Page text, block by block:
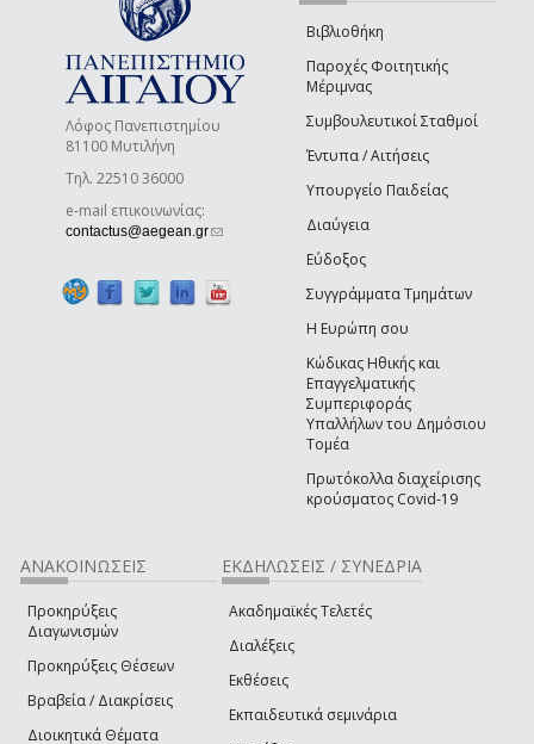
Λόφος Πανεπιστημίου
81100 Μυτιλήνη
Τηλ. 22510 36000
e-mail επικοινωνίας:
contactus@aegean.gr(link sends e-mail)
Βιβλιοθήκη
Παροχές Φοιτητικής
Μέριμνας
Συμβουλευτικοί Σταθμοί
Έντυπα / Αιτήσεις
Υπουργείο Παιδείας
Διαύγεια
Εύδοξος
Συγγράμματα Τμημάτων
Η Ευρώπη σου
Κώδικας Ηθικής και
Επαγγελματικής
Συμπεριφοράς
Υπαλλήλων του Δημόσιου
Τομέα
Πρωτόκολλα διαχείρισης
κρούσματος Covid-19
ΑΝΑΚΟΙΝΩΣΕΙΣ
Προκηρύξεις
Διαγωνισμών
Προκηρύξεις Θέσεων
Βραβεία / Διακρίσεις
Διοικητικά Θέματα
ΕΚΔΗΛΩΣΕΙΣ / ΣΥΝΕΔΡΙΑ
Ακαδημαϊκές Τελετές
Διαλέξεις
Εκθέσεις
Εκπαιδευτικά σεμινάρια